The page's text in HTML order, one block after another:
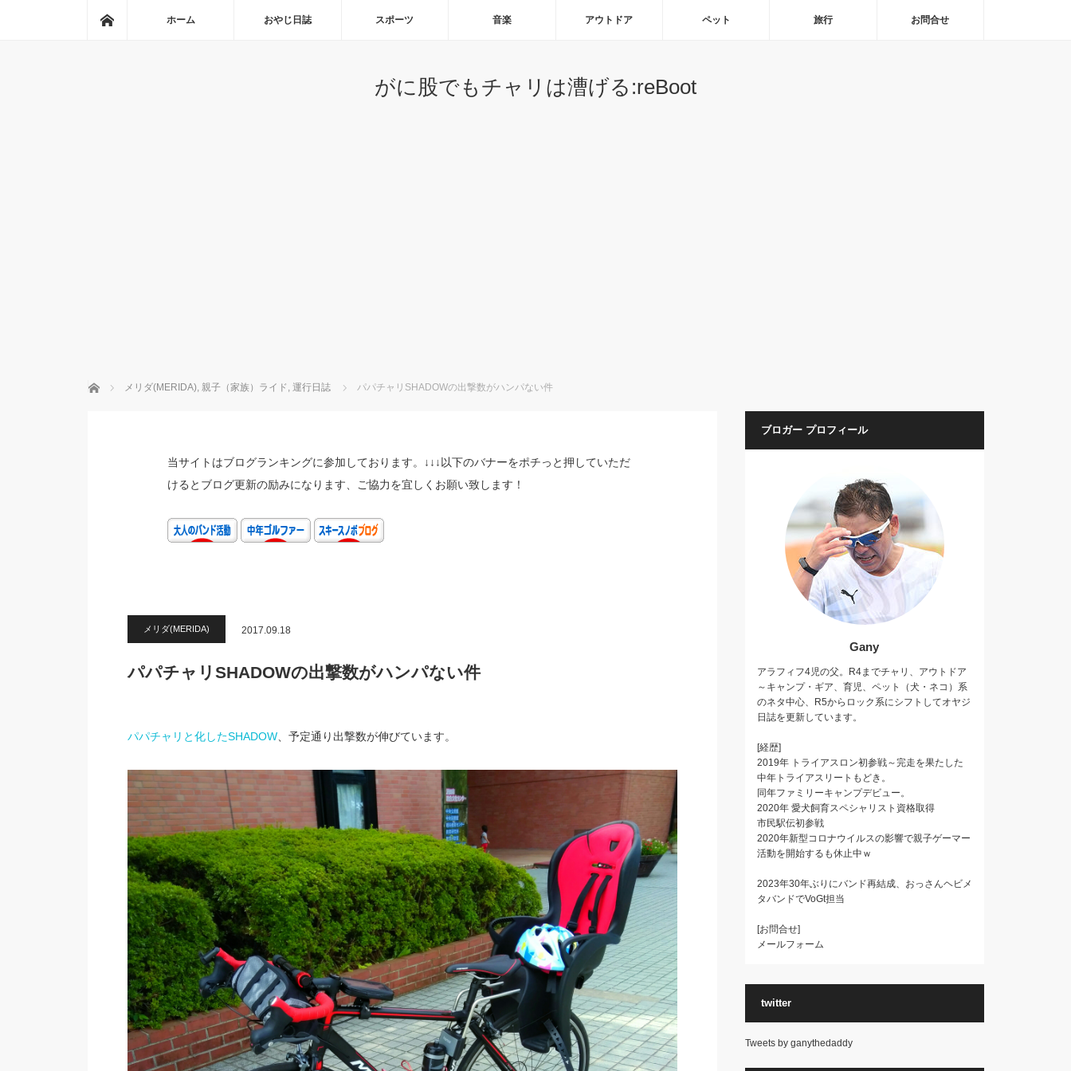
ホーム おやじ日誌 スポーツ 音楽 アウトドア ペット 旅行 お問合せ
がに股でもチャリは漕げる:reBoot
ホーム メリダ(MERIDA), 親子（家族）ライド, 運行日誌 パパチャリSHADOWの出撃数がハンパない件
当サイトはブログランキングに参加しております。↓↓↓以下のバナーをポチっと押していただ
けるとブログ更新の励みになります、ご協力を宜しくお願い致します！
メリダ(MERIDA) 2017.09.18
パパチャリSHADOWの出撃数がハンパない件
パパチャリと化したSHADOW、予定通り出撃数が伸びています。
ブロガー プロフィール
Gany
アラフィフ4児の父。R4までチャリ、アウトドア
～キャンプ・ギア、育児、ペット（犬・ネコ）系
のネタ中心、R5からロック系にシフトしてオヤジ
日誌を更新しています。
[経歴]
2019年 トライアスロン初参戦～完走を果たした
中年トライアスリートもどき。
同年ファミリーキャンプデビュー。
2020年 愛犬飼育スペシャリスト資格取得
市民駅伝初参戦
2020年新型コロナウイルスの影響で親子ゲーマー
活動を開始するも休止中ｗ
2023年30年ぶりにバンド再結成、おっさんヘビメ
タバンドでVoGt担当
[お問合せ]
メールフォーム
twitter
Tweets by ganythedaddy